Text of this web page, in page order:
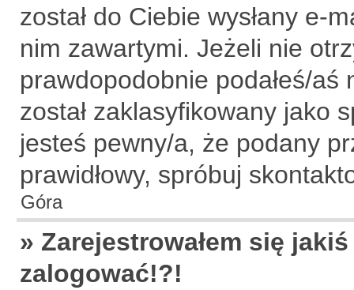
został do Ciebie wysłany e-
nim zawartymi. Jeżeli nie
prawdopodobnie podałeś/aś
został zaklasyfikowany jako
jesteś pewny/a, że podany
prawidłowy, spróbuj
Góra
» Zarejestrowałem się
zalogować!?!